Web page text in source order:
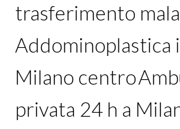
trasferimento
Addominoplastica
Milano centro
privata 24 h a